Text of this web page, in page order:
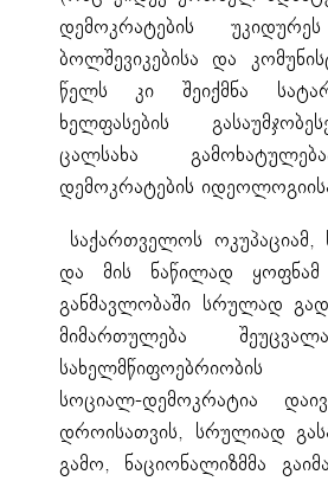
დემოკრატების უკიდურეს
ბოლშევიკებისა და
წელს კი შეიქმნა
ხელფასების
ცალსახა
დემოკრატების
საქართველოს ოკუპაციამ,
და მის ნაწილად ყოფნამ
განმავლობაში სრულად
მიმართულება
სახელმწიფოებრიობის
სოციალ-დემოკრატია
დროისათვის, სრულიად
გამო, ნაციონალიზმმა